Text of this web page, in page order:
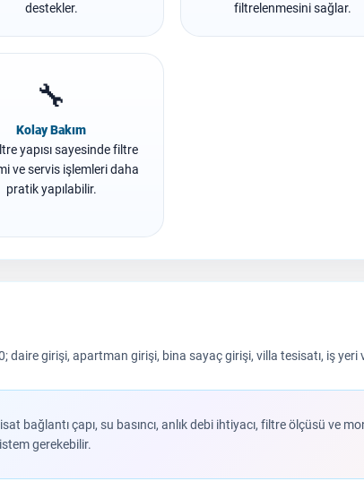
destekler.
filtrelenmesini sağlar.
🔧
Kolay Bakım
yapısı sayesinde filtre
ve servis işlemleri daha
pratik yapılabilir.
daire girişi, apartman girişi, bina sayaç girişi, villa tesisatı, iş
bağlantı çapı, su basıncı, anlık debi ihtiyacı, filtre ölçüsü ve
gerekebilir.